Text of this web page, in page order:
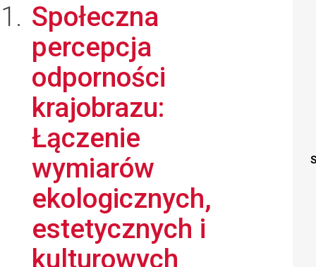
Społeczna
percepcja
odporności
krajobrazu:
Łączenie
wymiarów
ekologicznych,
estetycznych i
kulturowych